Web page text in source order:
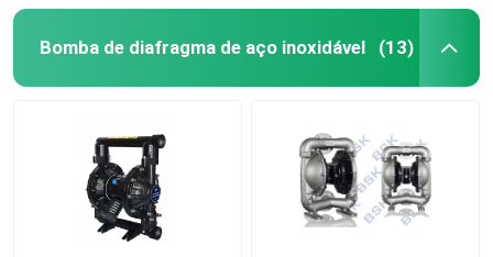
Bomba de diafragma de aço inoxidável (13)